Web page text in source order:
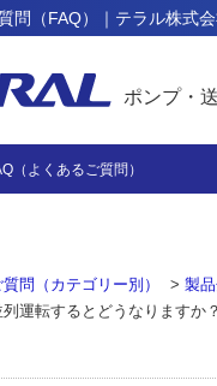
問（FAQ）｜テラル株式
ポンプ・
（よくあるご質問）
問（カテゴリー別） > 製
運転するとどうなりますか？